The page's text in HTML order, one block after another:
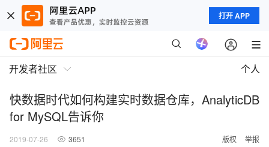
打开 APP
开发者社区 个人
快数据时代如何构建实时数据仓库，AnalyticDB
for MySQL告诉你
2019-07-26 3651 版权 举报